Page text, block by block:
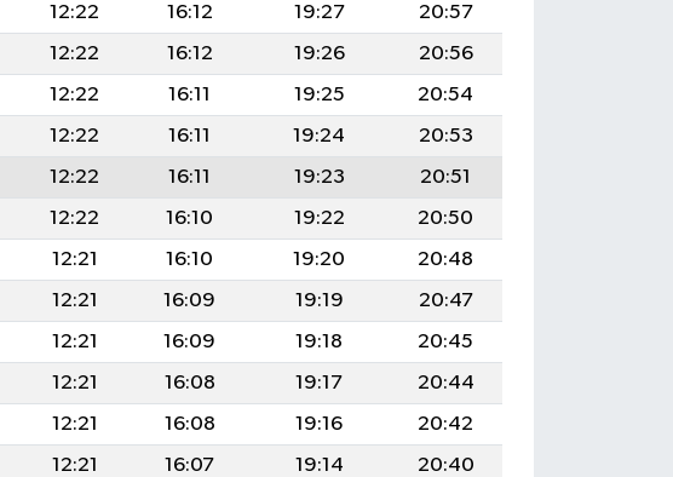
12:22 16:12 19:27
20:57
12:22 16:12 19:26
20:56
12:22 16:11 19:25
20:54
12:22 16:11 19:24
20:53
12:22 16:11 19:23
20:51
12:22 16:10 19:22
20:50
12:21 16:10 19:20
20:48
12:21 16:09 19:19
20:47
12:21 16:09 19:18
20:45
12:21 16:08 19:17
20:44
12:21 16:08 19:16
20:42
12:21 16:07 19:14
20:40